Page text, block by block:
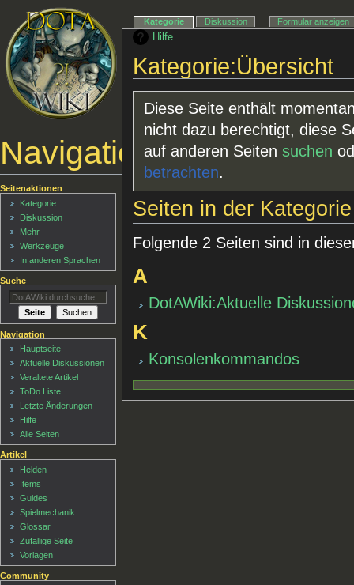
Hilfe
Kategorie:Übersicht
Diese Seite enthält
nicht dazu berechtigt, diese
auf anderen Seiten suchen
betrachten.
Seiten in der Kategorie
Folgende 2 Seiten sind in
A
DotAWiki:Aktuelle
K
Konsolenkommandos
Navigationsmenü
Kategorie Diskussion Formular anzeigen
Seitenaktionen
Kategorie
Diskussion
Mehr
Werkzeuge
In anderen Sprachen
Suche
Navigation
Hauptseite
Aktuelle Diskussionen
Veraltete Artikel
ToDo Liste
Letzte Änderungen
Hilfe
Alle Seiten
Artikel
Helden
Items
Guides
Spielmechanik
Glossar
Zufällige Seite
Vorlagen
Community